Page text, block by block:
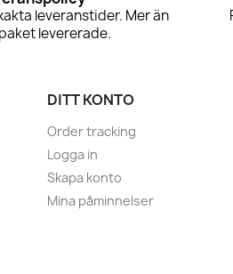
leveranstider. Mer än
levererade.
DITT KONTO
Order tracking
Logga in
Skapa konto
Mina påminnelser